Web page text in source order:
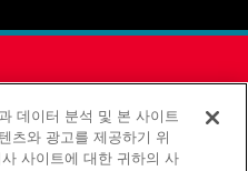
데이터 분석 및 본 사이트
츠와 광고를 제공하기 위
사이트에 대한 귀하의 사